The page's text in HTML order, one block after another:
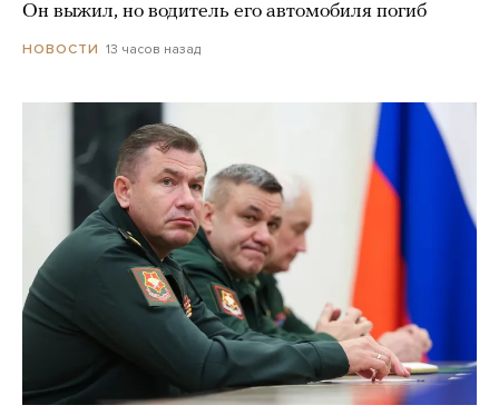
Он выжил, но водитель его автомобиля погиб
НОВОСТИ 13 часов назад